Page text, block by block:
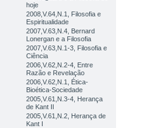
hoje
2008,V.64,N.1, Filosofia e
Espiritualidade
2007,V.63,N.4, Bernard
Lonergan e a Filosofia
2007,V.63,N.1-3, Filosofia e
Ciência
2006,V.62,N.2-4, Entre
Razão e Revelação
2006,V.62,N.1, Ética-
Bioética-Sociedade
2005,V.61,N.3-4, Herança
de Kant II
2005,V.61,N.2, Herança de
Kant I